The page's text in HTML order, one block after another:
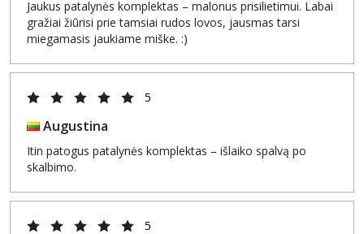
Jaukus patalynės komplektas – malonus prisilietimui. Labai
gražiai žiūrisi prie tamsiai rudos lovos, jausmas tarsi
miegamasis jaukiame miške. :)
5
Augustina
Itin patogus patalynės komplektas – išlaiko spalvą po
skalbimo.
5